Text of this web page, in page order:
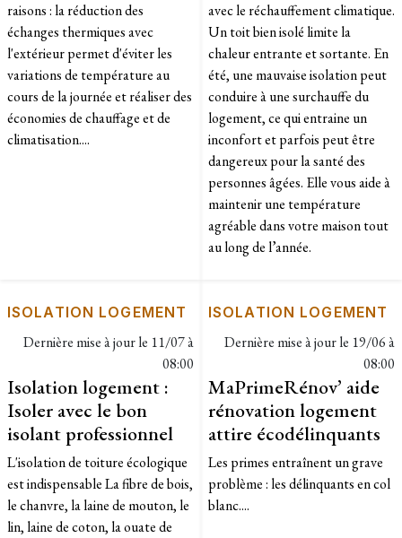
raisons : la réduction des
échanges thermiques avec
l'extérieur permet d'éviter les
variations de température au
cours de la journée et réaliser des
économies de chauffage et de
climatisation....
avec le réchauffement climatique.
Un toit bien isolé limite la
chaleur entrante et sortante. En
été, une mauvaise isolation peut
conduire à une surchauffe du
logement, ce qui entraine un
inconfort et parfois peut être
dangereux pour la santé des
personnes âgées. Elle vous aide à
maintenir une température
agréable dans votre maison tout
au long de l’année.
ISOLATION LOGEMENT
Dernière mise à jour le 11/07 à
08:00
Isolation logement :
Isoler avec le bon
isolant professionnel
L'isolation de toiture écologique
est indispensable La fibre de bois,
le chanvre, la laine de mouton, le
lin, laine de coton, la ouate de
ISOLATION LOGEMENT
Dernière mise à jour le 19/06 à
08:00
MaPrimeRénov’ aide
rénovation logement
attire écodélinquants
Les primes entraînent un grave
problème : les délinquants en col
blanc....